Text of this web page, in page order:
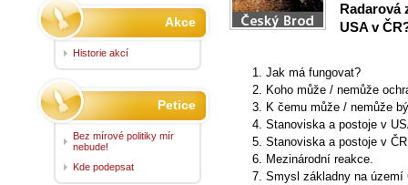
Radarová
USA v
Jak má fungovat?
Koho může / nemůže
K čemu může / nemůže
Stanoviska a postoje v
Stanoviska a postoje v
Mezinárodní reakce.
Smysl základny na území
Akce
Historie akcí
Petice
Bez mírové politiky mír
nebude!
Kde podepsat